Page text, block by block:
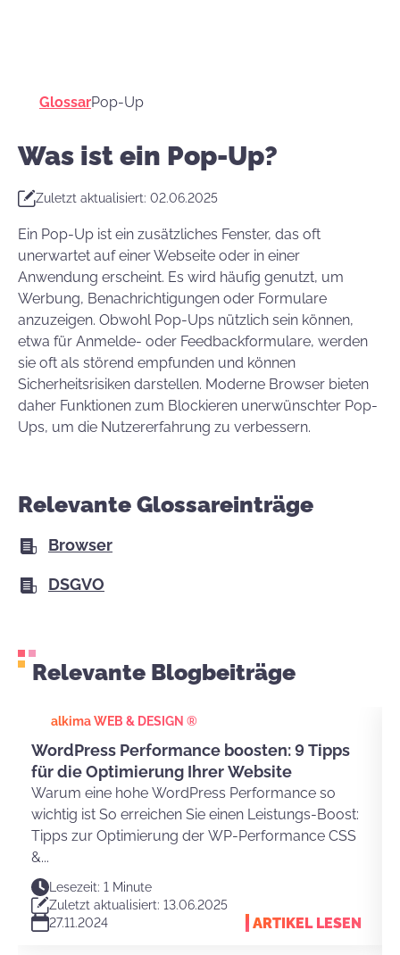
GlossarPop-Up
Was ist ein Pop-Up?
Zuletzt aktualisiert: 02.06.2025
Ein Pop-Up ist ein zusätzliches Fenster, das oft
unerwartet auf einer Webseite oder in einer
Anwendung erscheint. Es wird häufig genutzt, um
Werbung, Benachrichtigungen oder Formulare
anzuzeigen. Obwohl Pop-Ups nützlich sein können,
etwa für Anmelde- oder Feedbackformulare, werden
sie oft als störend empfunden und können
Sicherheitsrisiken darstellen. Moderne Browser bieten
daher Funktionen zum Blockieren unerwünschter Pop-
Ups, um die Nutzererfahrung zu verbessern.
Relevante Glossareinträge
Browser
DSGVO
Relevante Blogbeiträge
alkima WEB & DESIGN ®
WordPress Performance boosten: 9 Tipps
für die Optimierung Ihrer Website
Warum eine hohe WordPress Performance so
wichtig ist So erreichen Sie einen Leistungs-Boost:
Tipps zur Optimierung der WP-Performance CSS
&...
Lesezeit: 1 Minute
Zuletzt aktualisiert: 13.06.2025
27.11.2024
ARTIKEL LESEN